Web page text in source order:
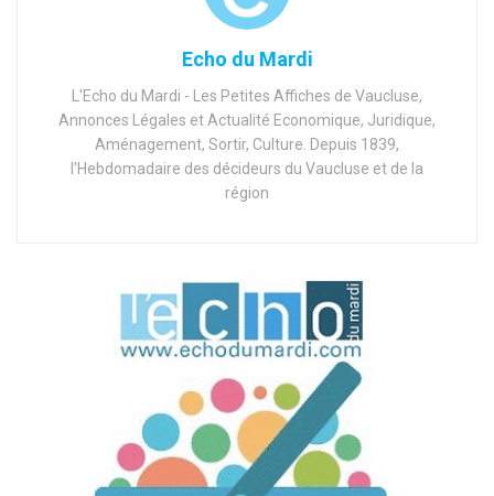
Echo du Mardi
L'Echo du Mardi - Les Petites Affiches de Vaucluse,
Annonces Légales et Actualité Economique, Juridique,
Aménagement, Sortir, Culture. Depuis 1839,
l'Hebdomadaire des décideurs du Vaucluse et de la
région